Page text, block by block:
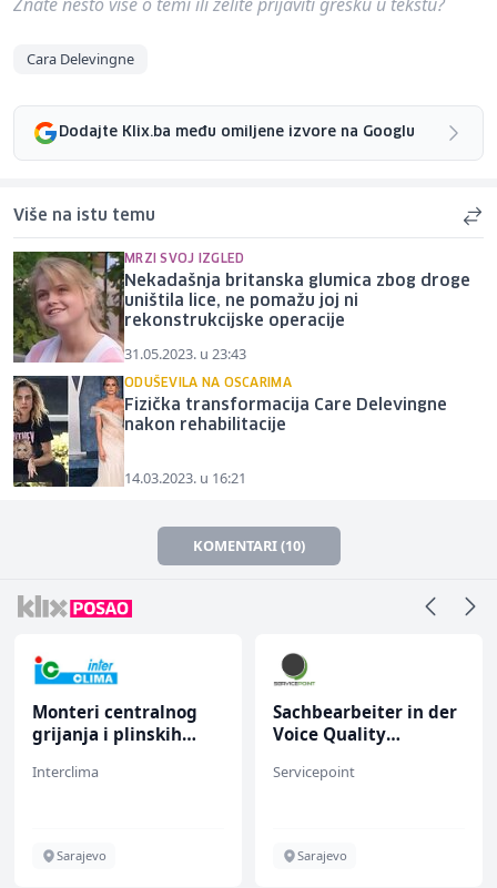
Cara Delevingne
Dodajte Klix.ba među omiljene izvore na Googlu
Više na istu temu
MRZI SVOJ IZGLED
Nekadašnja britanska glumica zbog droge
uništila lice, ne pomažu joj ni
rekonstrukcijske operacije
31.05.2023. u 23:43
ODUŠEVILA NA OSCARIMA
Fizička transformacija Care Delevingne
nakon rehabilitacije
14.03.2023. u 16:21
KOMENTARI (10)
Monteri centralnog
grijanja i plinskih
Interclima
Sarajevo
Sachbearbeiter in der
Voice Quality
Servicepoint
Sarajevo